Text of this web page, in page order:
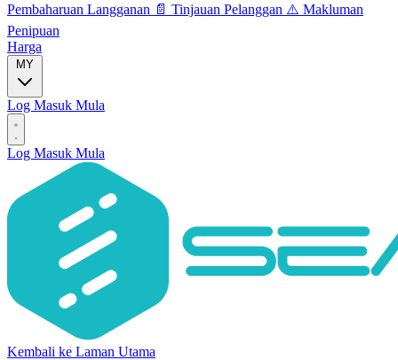
Pembaharuan Langganan 📄 Tinjauan Pelanggan ⚠️ Makluman
Penipuan
Harga
MY
Log Masuk Mula
Log Masuk Mula
Kembali ke Laman Utama